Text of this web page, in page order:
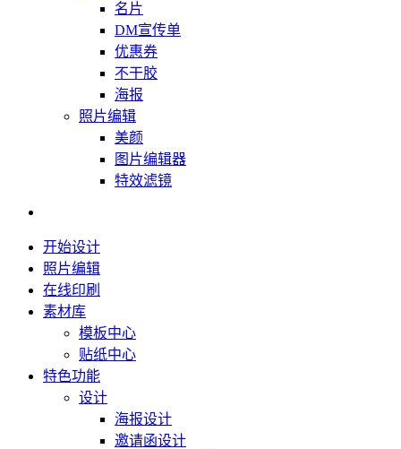
名片
DM宣传单
优惠券
不干胶
海报
照片编辑
美颜
图片编辑器
特效滤镜
开始设计
照片编辑
在线印刷
素材库
模板中心
贴纸中心
特色功能
设计
海报设计
邀请函设计